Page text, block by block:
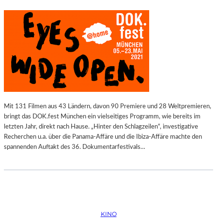
Mit 131 Filmen aus 43 Ländern, davon 90 Premiere und 28 Weltpremieren,
bringt das DOK.fest München ein vielseitiges Programm, wie bereits im
letzten Jahr, direkt nach Hause. „Hinter den Schlagzeilen“, investigative
Recherchen u.a. über die Panama-Affäre und die Ibiza-Affäre machte den
spannenden Auftakt des 36. Dokumentarfestivals…
KINO